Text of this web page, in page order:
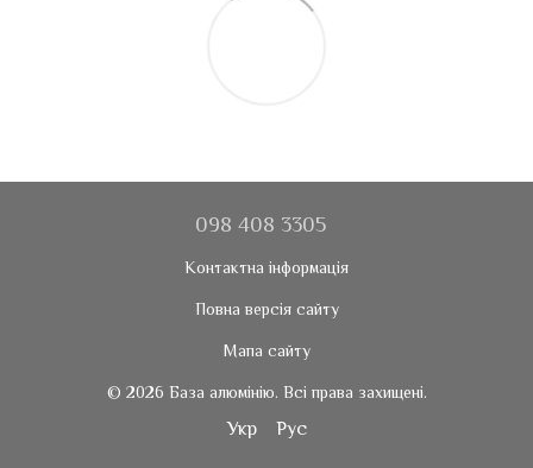
098 408 3305
Контактна інформація
Повна версія сайту
Мапа сайту
© 2026 База алюмінію. Всі права захищені.
Укр Рус